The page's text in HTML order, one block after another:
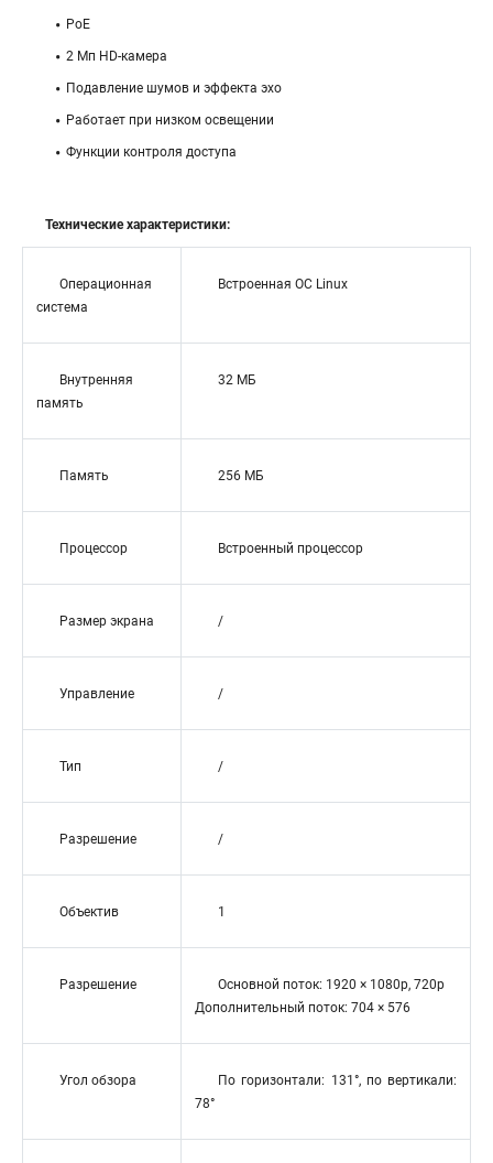
PoE
2 Мп HD-камера
Подавление шумов и эффекта эхо
Работает при низком освещении
Функции контроля доступа
Технические характеристики:
Операционная
система
Встроенная ОС Linux
Внутренняя
память
32 МБ
Память 256 МБ
Процессор Встроенный процессор
Размер экрана /
Управление /
Тип /
Разрешение /
Объектив 1
Разрешение
Основной поток: 1920 × 1080p, 720p
Дополнительный поток: 704 × 576
Угол обзора
По горизонтали: 131°, по вертикали:
78°